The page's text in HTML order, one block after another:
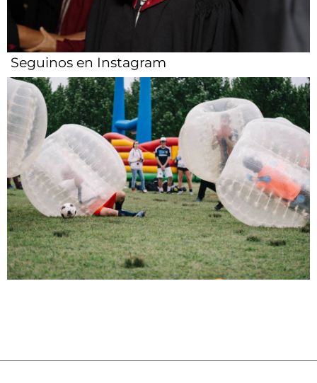
Seguinos en Instagram